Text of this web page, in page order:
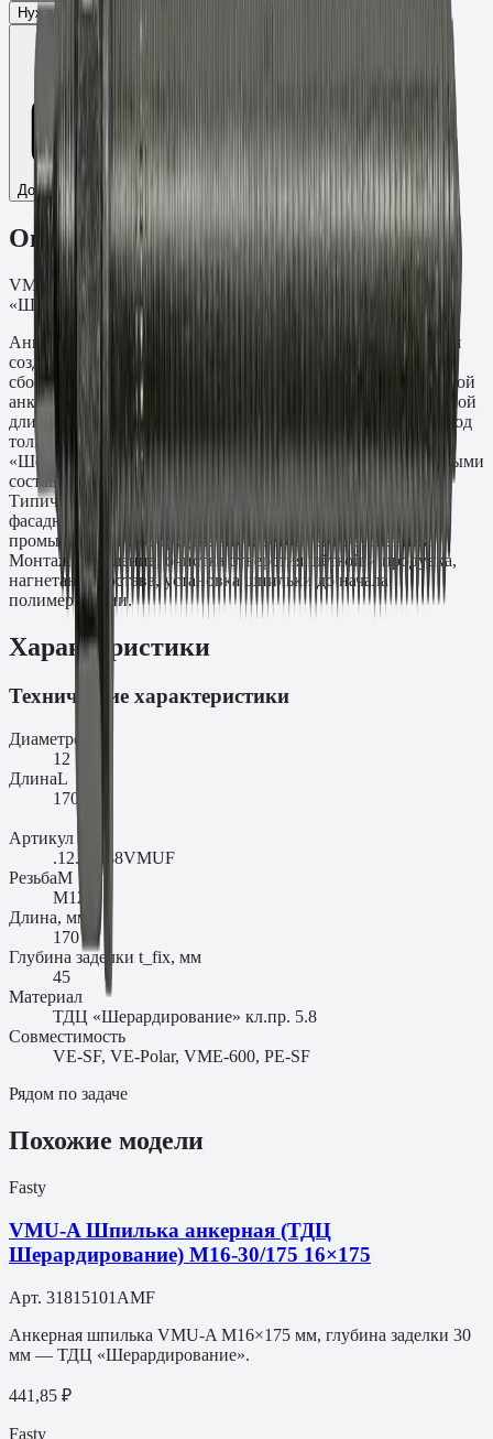
Нужен ТС/ТО
Добавить к сравнению
Описание
VMU-A Шпилька резьба M12, L=170 мм, t=45 мм. ТДЦ
«Шерардирование» кл.пр. 5.8.
Анкерная шпилька VMU-A M12×170 мм предназначена для
создания резьбовых точек крепления в монолитных и
сборных железобетонных конструкциях методом химической
анкеровки. Глубина заделки составляет 45 мм при суммарной
длине стержня 170 мм — выступающая часть рассчитана под
толщину прикрепляемой детали. Материал: ТДЦ
«Шерардирование» кл.пр. 5.8. Применяется с инъекционными
составами Fasty серий VE-SF, VE-Polar, VME-600 и PE-SF.
Типичные задачи: крепление несущих стальных колонн,
фасадных кронштейнов, подкрановых балок и
промышленного оборудования к бетонным основаниям.
Монтаж: сверление, очистка отверстия щёткой и продувка,
нагнетание состава, установка шпильки до начала
полимеризации.
Характеристики
Технические характеристики
Диаметрd₀
12
ДлинаL
170
Артикул
.12.17088VMUF
РезьбаM
M12
Длина, мм
170
Глубина заделки t_fix, мм
45
Материал
ТДЦ «Шерардирование» кл.пр. 5.8
Совместимость
VE-SF, VE-Polar, VME-600, PE-SF
Рядом по задаче
Похожие модели
Fasty
VMU-A Шпилька анкерная (ТДЦ
Шерардирование) M16-30/175 16×175
Арт. 31815101AMF
Анкерная шпилька VMU-A M16×175 мм, глубина заделки 30
мм — ТДЦ «Шерардирование».
441,85 ₽
Fasty